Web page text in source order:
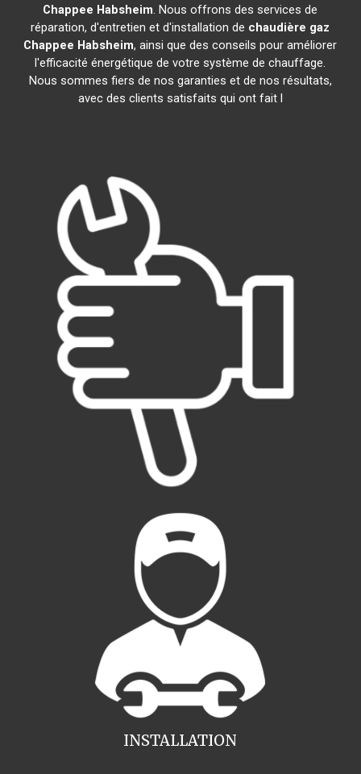
Chappee Habsheim. Nous offrons des services de
réparation, d'entretien et d'installation de chaudière gaz
Chappee Habsheim, ainsi que des conseils pour améliorer
l'efficacité énergétique de votre système de chauffage.
Nous sommes fiers de nos garanties et de nos résultats,
avec des clients satisfaits qui ont fait l
INSTALLATION